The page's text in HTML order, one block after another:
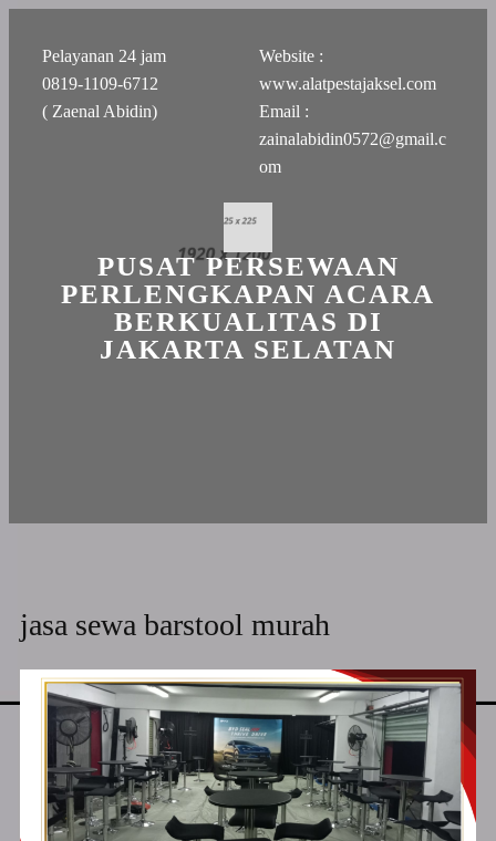
Pelayanan 24 jam
0819-1109-6712
( Zaenal Abidin)
Website :
www.alatpestajaksel.com
Email :
zainalabidin0572@gmail.c
om
PUSAT PERSEWAAN
PERLENGKAPAN ACARA
BERKUALITAS DI
JAKARTA SELATAN
jasa sewa barstool murah